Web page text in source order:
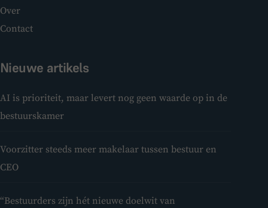
Over
Contact
Nieuwe artikels
AI is prioriteit, maar levert nog geen waarde op in de
bestuurskamer
Voorzitter steeds meer makelaar tussen bestuur en
CEO
“Bestuurders zijn hét nieuwe doelwit van